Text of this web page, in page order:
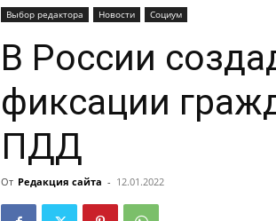
Выбор редактора Новости Социум
В России
фиксации
ПДД
От Редакция сайта - 12.01.2022